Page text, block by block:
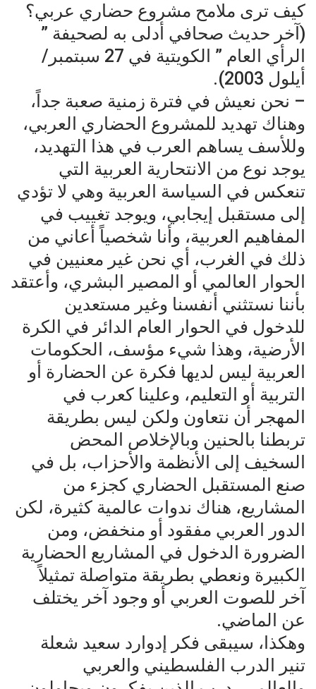
كيف ترى ملامح مشروع حضاري عربي؟
(آخر حديث صحافي أدلى به لصحيفة ”
الرأي العام ” الكويتية في 27 سبتمبر/
أيلول 2003).
– نحن نعيش في فترة زمنية صعبة جداً،
وهناك تهديد للمشروع الحضاري العربي،
وللأسف يساهم العرب في هذا التهديد،
يوجد نوع من الانتحارية العربية التي
تنعكس في السياسة العربية وهي لا تؤدي
إلى مستقبل إيجابي، ويوجد تغييب في
المفاهيم العربية، وأنا شخصياً أعاني من
ذلك في الغرب، أي نحن غير معنيين في
الحوار العالمي أو المصير البشري، وأعتقد
بأننا نستثني أنفسنا وغير مستعدين
للدخول في الحوار العام الدائر في الكرة
الأرضية، وهذا شيء مؤسف، الحكومات
العربية ليس لديها فكرة عن الحضارة أو
التربية أو التعليم، وعلينا كعرب في
المهجر أن نتعاون ولكن ليس بطريقة
تربطنا بالحنين وبالإخلاص المحض
السخيف إلى الأنظمة والأحزاب، بل في
صنع المستقبل الحضاري كجزء من
المشاريع، هناك ندوات عالمية كثيرة، لكن
الدور العربي مفقود أو منخفض، ومن
الضرورة الدخول في المشاريع الحضارية
الكبيرة ونعطي بطريقة متواصلة تمثيلاً
آخر للصوت العربي أو وجود آخر يختلف
عن الماضي.
وهكذا، سيبقى فكر إدوارد سعيد شعلة
تنير الدرب الفلسطيني والعربي